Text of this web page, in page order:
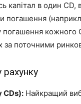
капітал в один CD,
погашення
погашення кожного
за поточними
рахунку
CDs): Найкращий